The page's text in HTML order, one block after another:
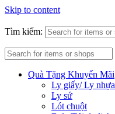
Skip to content
Tìm kiếm:
Quà Tặng Khuyến Mãi
Ly giấy/ Ly nhựa
Ly sứ
Lót chuột